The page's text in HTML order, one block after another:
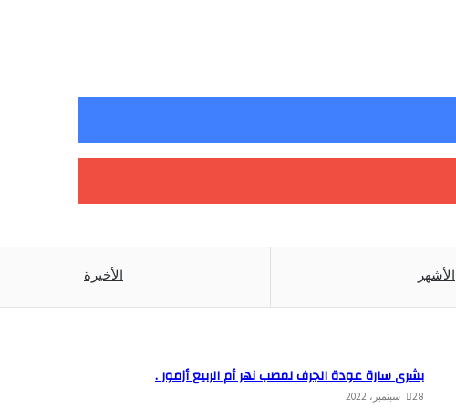
الأشهر الأخيرة
بشرى سارة عودة الجرف لمصب نهر أم الربيع أزمور .
28 سبتمبر، 2022